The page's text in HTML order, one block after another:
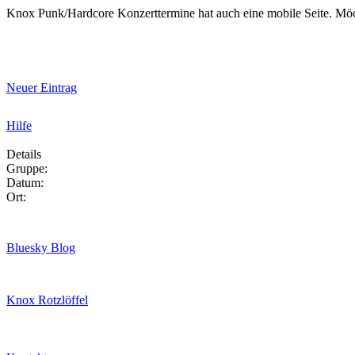
Knox Punk/Hardcore Konzerttermine hat auch eine mobile Seite.
Neuer Eintrag
Hilfe
Details
Gruppe:
Datum:
Ort:
Bluesky Blog
Knox Rotzlöffel